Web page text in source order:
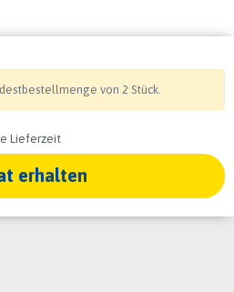
von 2 Stück.
Lieferzeit
erhalten